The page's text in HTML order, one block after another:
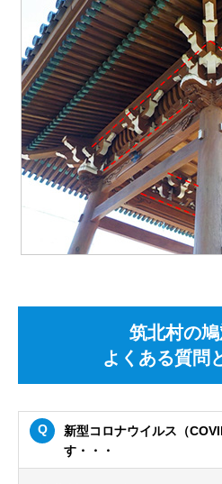
筑北村の
よくある質問
新型コロナウイルス（
す・・・